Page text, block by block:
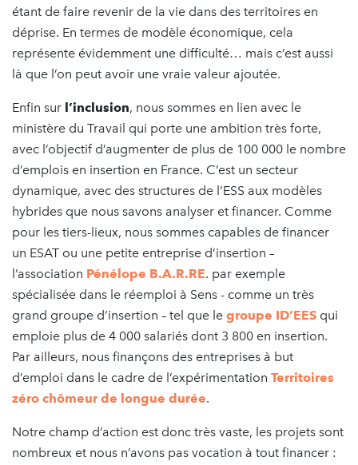
étant de faire revenir de la vie dans des territoires en
déprise. En termes de modèle économique, cela
représente évidemment une difficulté… mais c’est aussi
là que l’on peut avoir une vraie valeur ajoutée.
Enfin sur l’inclusion, nous sommes en lien avec le
ministère du Travail qui porte une ambition très forte,
avec l’objectif d’augmenter de plus de 100 000 le nombre
d’emplois en insertion en France. C’est un secteur
dynamique, avec des structures de l’ESS aux modèles
hybrides que nous savons analyser et financer. Comme
pour les tiers-lieux, nous sommes capables de financer
un ESAT ou une petite entreprise d’insertion –
l’association Pénélope B.A.R.RE. par exemple
spécialisée dans le réemploi à Sens - comme un très
grand groupe d’insertion – tel que le groupe ID’EES qui
emploie plus de 4 000 salariés dont 3 800 en insertion.
Par ailleurs, nous finançons des entreprises à but
d’emploi dans le cadre de l’expérimentation Territoires
zéro chômeur de longue durée.
Notre champ d’action est donc très vaste, les projets sont
nombreux et nous n’avons pas vocation à tout financer :